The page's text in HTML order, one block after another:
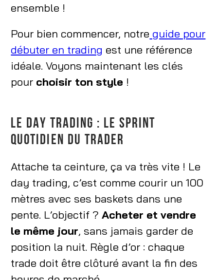
ensemble !
Pour bien commencer, notre guide pour
débuter en trading est une référence
idéale. Voyons maintenant les clés
pour choisir ton style !
LE DAY TRADING : LE SPRINT
QUOTIDIEN DU TRADER
Attache ta ceinture, ça va très vite ! Le
day trading, c’est comme courir un 100
mètres avec ses baskets dans une
pente. L’objectif ?Acheter et vendre
le même jour, sans jamais garder de
position la nuit. Règle d’or : chaque
trade doit être clôturé avant la fin des